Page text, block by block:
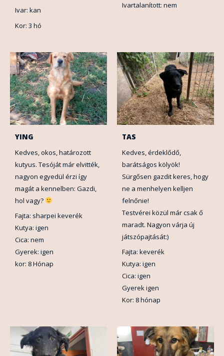
Ivar: kan
Kor: 3 hó
Ivartalanított: nem
YING
Kedves, okos, határozott
kutyus. Tesóját már elvitték,
nagyon egyedül érzi így
magát a kennelben: Gazdi,
hol vagy?
Fajta: sharpei keverék
Kutya: igen
Cica: nem
Gyerek: igen
kor: 8 Hónap
TAS
Kedves, érdeklődő,
barátságos kölyök!
Sürgősen gazdit keres, hogy
ne a menhelyen kelljen
felnőnie!
Testvérei közül már csak ő
maradt. Nagyon várja új
játszópajtását:)
Fajta: keverék
Kutya: igen
Cica: igen
Gyerek igen
Kor: 8 hónap